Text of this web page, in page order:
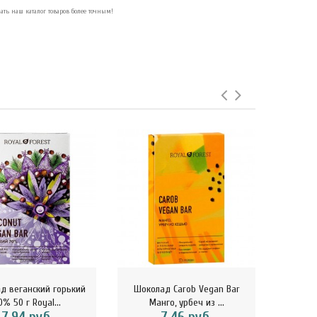
наш каталог товаров более точным!
веганский горький
50 г Royal...
Шоколад Carob Vegan Bar
Манго, урбеч из ...